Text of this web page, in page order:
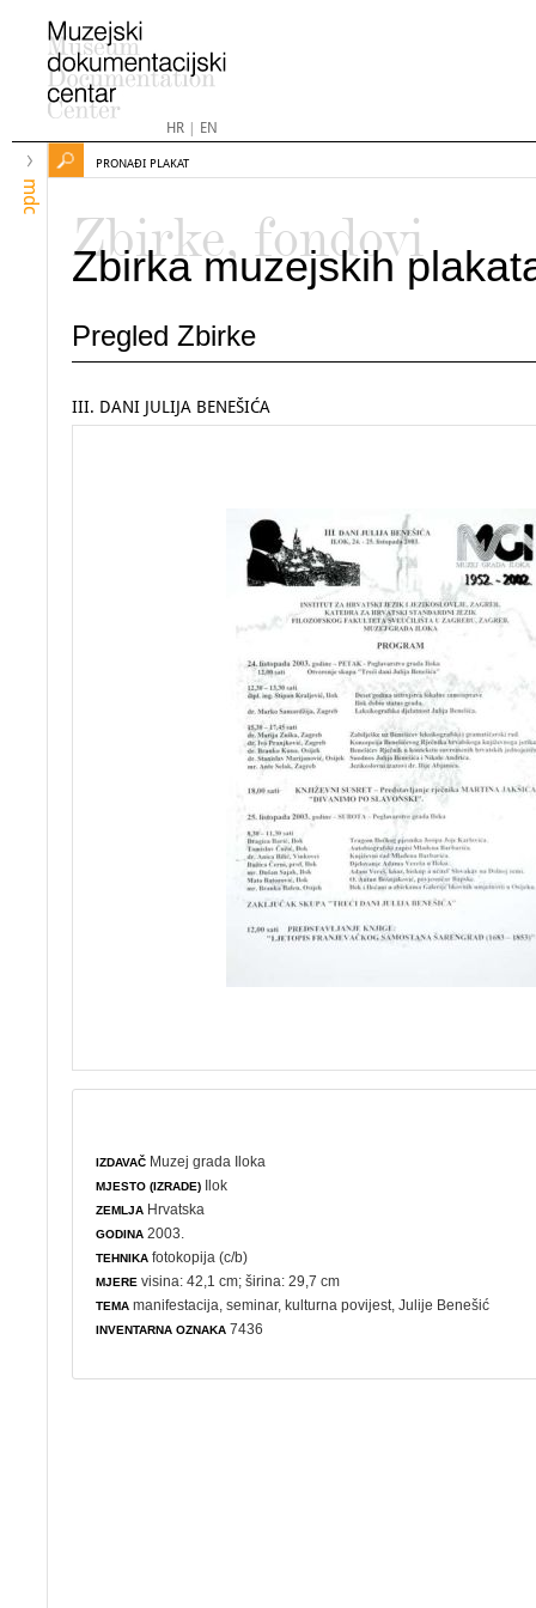
HR| EN
mdc
PRONAĐI PLAKAT
Zbirke, fondovi
Zbirka muzejskih
Pregled Zbirke
III. DANI JULIJA BENEŠIĆA
IZDAVAČ Muzej grada Iloka
MJESTO (IZRADE) Ilok
ZEMLJA Hrvatska
GODINA 2003.
TEHNIKA fotokopija (c/b)
MJERE visina: 42,1 cm; širina: 29,7 cm
TEMA manifestacija ,seminar,kulturna povijest , Julije Benešić
INVENTARNA OZNAKA 7436